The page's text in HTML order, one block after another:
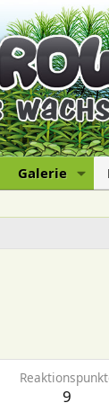
Galerie
9